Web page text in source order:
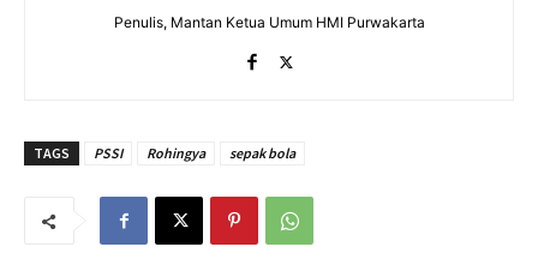
Penulis, Mantan Ketua Umum HMI Purwakarta
TAGS PSSI Rohingya sepak bola